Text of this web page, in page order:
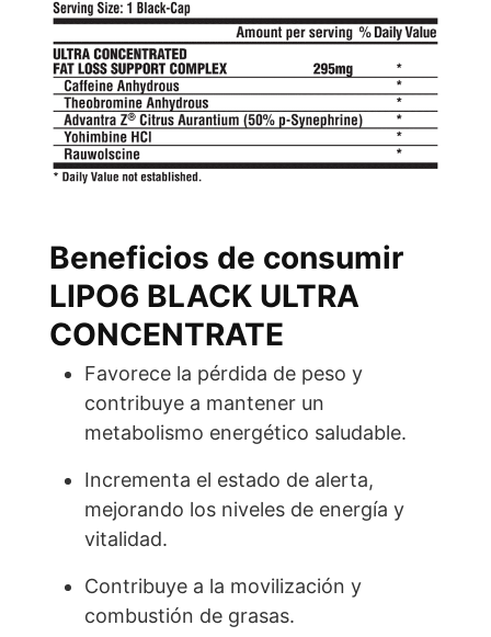
Beneficios de consumir
LIPO6 BLACK ULTRA
CONCENTRATE
Favorece la pérdida de peso y
contribuye a mantener un
metabolismo energético saludable.
Incrementa el estado de alerta,
mejorando los niveles de energía y
vitalidad.
Contribuye a la movilización y
combustión de grasas.